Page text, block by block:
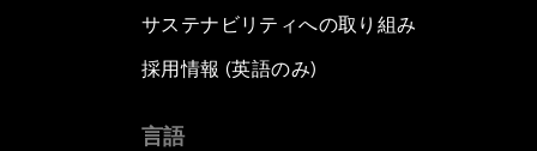
サステナビリティへの取り組み
採用情報 (英語のみ)
言語